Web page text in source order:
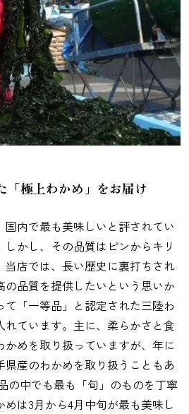
「極上わかめ」をお届け
国内で最も美味しいと評されてい
かし、その品質はピンからキリ
当店では、長い歴史に裏打ちされ
の品質を提供したいという思いか
て「一等品」と認定された三陸わ
れています。主に、柔らかさと食
めを取り扱っていますが、年に
県産のわかめを取り扱うこともあ
の中でも最も「旬」のものを丁寧
は3月から4月中旬が最も美味し